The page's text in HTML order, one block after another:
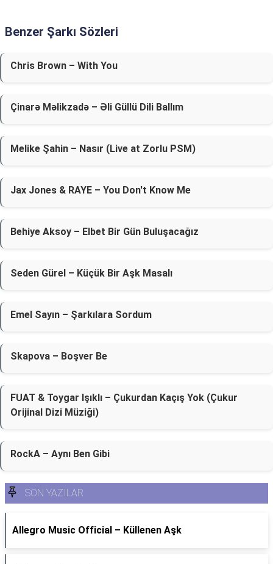
Benzer Şarkı Sözleri
Chris Brown – With You
Çinarə Məlikzadə – Əli Güllü Dili Ballım
Melike Şahin – Nasır (Live at Zorlu PSM)
Jax Jones & RAYE – You Don't Know Me
Behiye Aksoy – Elbet Bir Gün Buluşacağız
Seden Gürel – Küçük Bir Aşk Masalı
Emel Sayın – Şarkılara Sordum
Skapova – Boşver Be
FUAT & Toygar Işıklı – Çukurdan Kaçış Yok (Çukur
Orijinal Dizi Müziği)
RockA – Aynı Ben Gibi
SON YAZILAR
Allegro Music Official – Küllenen Aşk